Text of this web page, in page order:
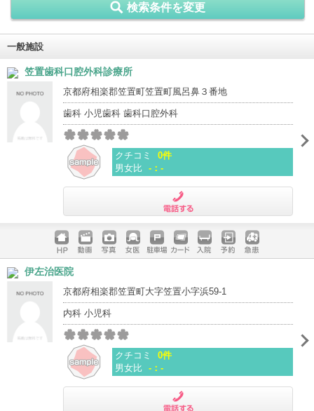
検索条件を変更
一般施設
笠置歯科口腔外科診療所
京都府相楽郡笠置町笠置町風呂鼻３番地
歯科 小児歯科 歯科口腔外科
クチコミ
0件
男女比 -：-
ホームペ
ージ
動画 写真 女医 駐車場
クレジッ
入院 予約 急患
伊左治医院
京都府相楽郡笠置町大字笠置小字浜59-1
内科 小児科
クチコミ
0件
男女比 -：-